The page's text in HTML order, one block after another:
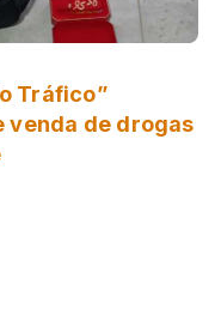
Tráfico”
venda de drogas